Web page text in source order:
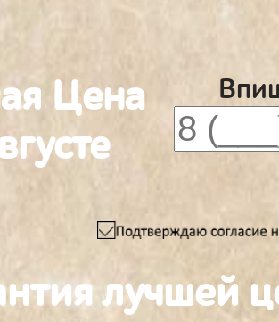
Цена
лучшей